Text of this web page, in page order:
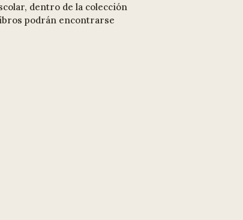
dentro de la colección
podrán encontrarse